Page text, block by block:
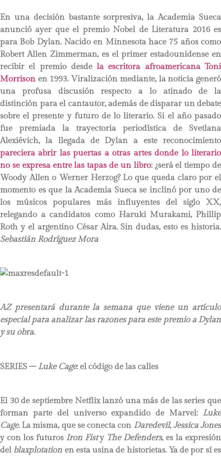
En una decisión bastante sorpresiva, la Academia Sueca
anunció ayer que el premio Nobel de Literatura 2016 es
para Bob Dylan. Nacido en Minnesota hace 75 años como
Robert Allen Zimmerman, es el primer estadounidense en
recibir el premio desdela escritora afroamericana Toni
Morrison en 1993. Viralización mediante, la noticia generó
una profusa discusión respecto a lo atinado de la
distinción para el cantautor, además de disparar un debate
sobre el presente y futuro de lo literario. Si el año pasado
fue premiada la trayectoria periodística de Svetlana
Alexiévich, la llegada de Dylan a este reconocimiento
pareciera abrir las puertas a otras artes donde lo literario
no se expresa entre las tapas de un libro: ¿será el tiempo de
Woody Allen o Werner Herzog? Lo que queda claro por el
momento es que la Academia Sueca se inclinó por uno de
los músicos populares más influyentes del siglo XX,
relegando a candidatos como Haruki Murakami, Phillip
Roth y el argentino César Aira. Sin dudas, esto es historia.
Sebastián Rodríguez Mora
AZ presentará durante la semana que viene un artículo
especial para analizar las razones para este premioa Dylan
y su obra.
SERIES – Luke Cage: el código de las calles
El 30 de septiembre Netflix lanzó una más de las series que
forman parte del universo expandido de Marvel: Luke
Cage. La misma, que se conecta con Daredevil,Jessica Jones
y con los futurosIron Fisty The Defenders, es la expresión
del blaxplotation en esta usina de historietas. Ya de por sí es